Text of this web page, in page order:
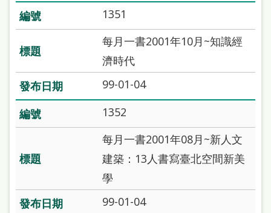
料
開
放
告
著
作
侵
權
處
1351
每月一書2001年10月~知識經
濟時代
99-01-04
1352
每月一書2001年08月~新人文
建築：13人書寫臺北空間新美
學
99-01-04